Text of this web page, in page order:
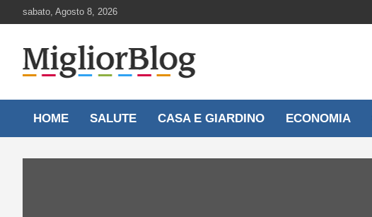
to
sabato, Agosto 8, 2026
MigliorBlog.it
HOME SALUTE CASA E GIARDINO ECONOMIA